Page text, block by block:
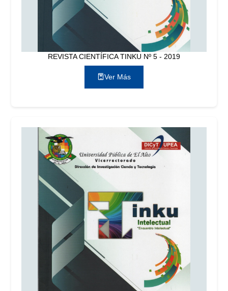
REVISTA CIENTÍFICA TINKU Nº 5 - 2019
Ver Más